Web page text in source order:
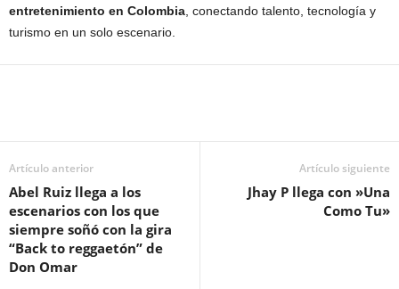
entretenimiento en Colombia , conectando talento, tecnología y
turismo en un solo escenario.
Artículo anterior
Abel Ruiz llega a los
escenarios con los que
siempre soñó con la gira
“Back to reggaetón” de
Don Omar
Artículo siguiente
Jhay P llega con »Una
Como Tu»